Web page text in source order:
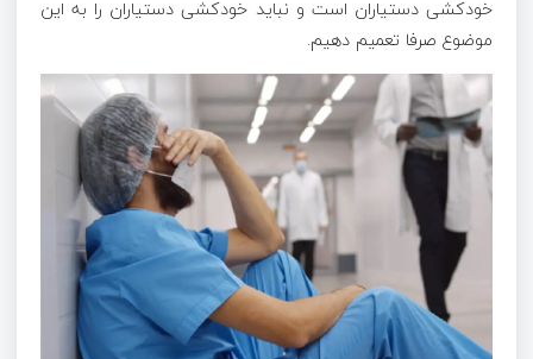
خودکشی دستیاران است و نباید خودکشی دستیاران را به این
موضوع صرفا تعمیم دهیم.